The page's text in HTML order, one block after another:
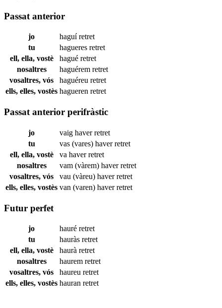
Passat anterior
jo haguíretret
tu
hagueres retret
ell, ella, vostè
hagué retret
nosaltres
haguérem retret
vosaltres, vós
haguéreu retret
ells, elles, vostès hagueren retret
Passat anterior perifràstic
jo vaig haverretret
tu
vas (vares) haverretret
ell, ella, vostè
va haverretret
nosaltres
vam (vàrem) haverretret
vosaltres, vós
vau (vàreu) haverretret
ells, elles, vostès van (varen) haverretret
Futur perfet
jo hauré retret
tu
hauràs retret
ell, ella, vostè
haurà retret
nosaltres
haurem retret
vosaltres, vós
haureu retret
ells, elles, vostès hauran retret